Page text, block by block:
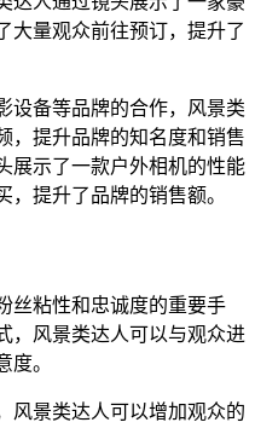
大量观众前往预订，提升了
设备等品牌的合作，风景类
，提升品牌的知名度和销售
展示了一款户外相机的性能
提升了品牌的销售额。
丝粘性和忠诚度的重要手
，风景类达人可以与观众进
度。
风景类达人可以增加观众的